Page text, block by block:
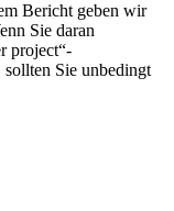
Bericht geben wir
Sie daran
project“-
sollten Sie unbedingt